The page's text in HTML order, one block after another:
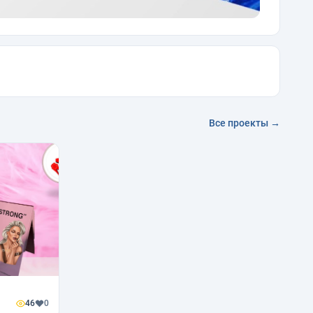
Все проекты →
46 0